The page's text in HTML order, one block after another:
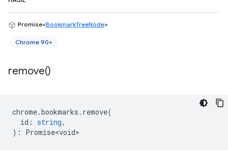
Promise<BookmarkTreeNode>
Chrome 90+
remove()
chrome.bookmarks . remove(
id : string,
) : Promise<void>